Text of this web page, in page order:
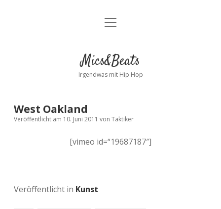
Kontakt
facebookinstagram
bandcamp
spotify
Menü
Mics&Beats
Irgendwas mit Hip Hop
West Oakland
Veröffentlicht am 10. Juni 2011 von Taktiker
[vimeo id=“19687187″]
Veröffentlicht in Kunst